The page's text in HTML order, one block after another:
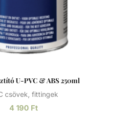
U-PVC & ABS 250ml
csövek, fittingek
4 190 Ft